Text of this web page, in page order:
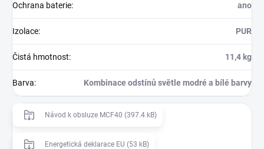
Ochrana baterie: ano
Izolace: PUR
Čistá hmotnost: 11,4 kg
Barva: Kombinace odstínů světle modré a bílé barvy
Návod k obsluze MCF40 (397.4 kB)
Energetická deklarace EU (53 kB)